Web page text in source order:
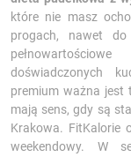
które nie masz
progach, nawet
doświadczonych
premium ważna jest
mają sens, gdy są
Krakowa. FitKalorie
weekendowy. W